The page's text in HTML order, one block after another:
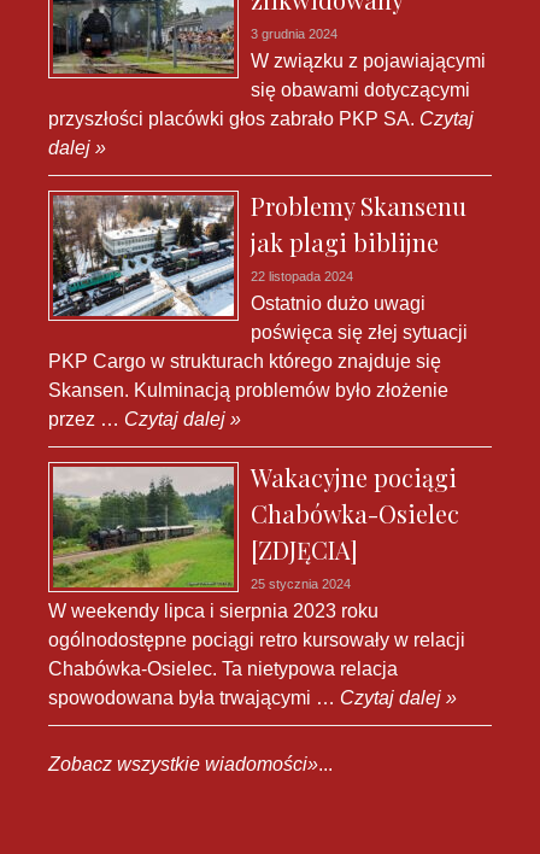
3 grudnia 2024
W związku z pojawiającymi
się obawami dotyczącymi
przyszłości placówki głos zabrało PKP SA. Czytaj
dalej »
Problemy Skansenu
jak plagi biblijne
22 listopada 2024
Ostatnio dużo uwagi
poświęca się złej sytuacji
PKP Cargo w strukturach którego znajduje się
Skansen. Kulminacją problemów było złożenie
przez … Czytaj dalej »
Wakacyjne pociągi
Chabówka-Osielec
[ZDJĘCIA]
25 stycznia 2024
W weekendy lipca i sierpnia 2023 roku
ogólnodostępne pociągi retro kursowały w relacji
Chabówka-Osielec. Ta nietypowa relacja
spowodowana była trwającymi … Czytaj dalej »
Zobacz wszystkie wiadomości»...